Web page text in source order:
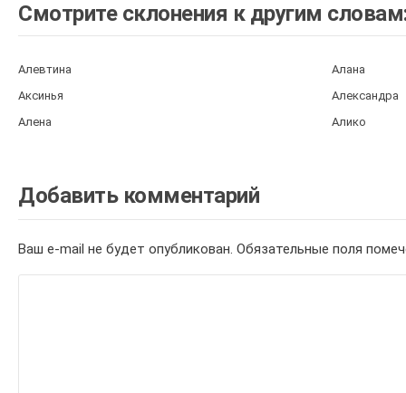
Смотрите склонения к другим
Алевтина
Алана
Аксинья
Александра
Алена
Алико
Добавить комментарий
Ваш e-mail не будет опубликован. Обязательные поля